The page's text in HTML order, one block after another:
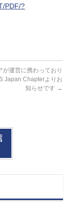
PDF/?
が運営に携わっており
Japan Chapterよりお
知らせです →